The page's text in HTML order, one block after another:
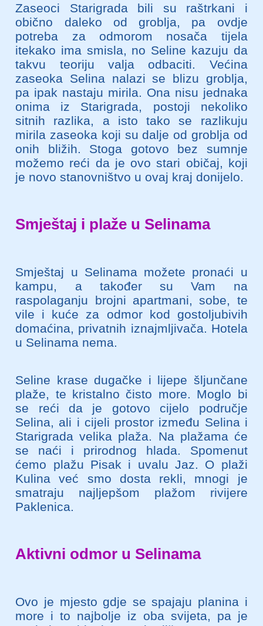
Zaseoci Starigrada bili su raštrkani i
obično daleko od groblja, pa ovdje
potreba za odmorom nosača tijela
itekako ima smisla, no Seline kazuju da
takvu teoriju valja odbaciti. Većina
zaseoka Selina nalazi se blizu groblja,
pa ipak nastaju mirila. Ona nisu jednaka
onima iz Starigrada, postoji nekoliko
sitnih razlika, a isto tako se razlikuju
mirila zaseoka koji su dalje od groblja od
onih bližih. Stoga gotovo bez sumnje
možemo reći da je ovo stari običaj, koji
je novo stanovništvo u ovaj kraj donijelo.
Smještaj i plaže u Selinama
Smještaj u Selinama možete pronaći u
kampu, a također su Vam na
raspolaganju brojni apartmani, sobe, te
vile i kuće za odmor kod gostoljubivih
domaćina, privatnih iznajmljivača. Hotela
u Selinama nema.
Seline krase dugačke i lijepe šljunčane
plaže, te kristalno čisto more. Moglo bi
se reći da je gotovo cijelo područje
Selina, ali i cijeli prostor između Selina i
Starigrada velika plaža. Na plažama će
se naći i prirodnog hlada. Spomenut
ćemo plažu Pisak i uvalu Jaz. O plaži
Kulina već smo dosta rekli, mnogi je
smatraju najljepšom plažom rivijere
Paklenica.
Aktivni odmor u Selinama
Ovo je mjesto gdje se spajaju planina i
more i to najbolje iz oba svijeta, pa je